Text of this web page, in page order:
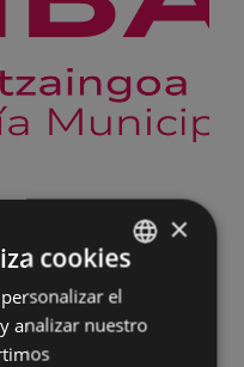
calle Egogain del
de obras
BASQUE
SPANISH
×
cookies
el
analizar nuestro